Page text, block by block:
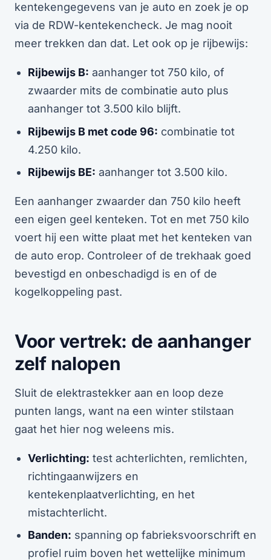
kentekengegevens van je auto en zoek je op
via de RDW-kentekencheck. Je mag nooit
meer trekken dan dat. Let ook op je rijbewijs:
Rijbewijs B: aanhanger tot 750 kilo, of
zwaarder mits de combinatie auto plus
aanhanger tot 3.500 kilo blijft.
Rijbewijs B met code 96: combinatie tot
4.250 kilo.
Rijbewijs BE: aanhanger tot 3.500 kilo.
Een aanhanger zwaarder dan 750 kilo heeft
een eigen geel kenteken. Tot en met 750 kilo
voert hij een witte plaat met het kenteken van
de auto erop. Controleer of de trekhaak goed
bevestigd en onbeschadigd is en of de
kogelkoppeling past.
Voor vertrek: de aanhanger
zelf nalopen
Sluit de elektrastekker aan en loop deze
punten langs, want na een winter stilstaan
gaat het hier nog weleens mis.
Verlichting: test achterlichten, remlichten,
richtingaanwijzers en
kentekenplaatverlichting, en het
mistachterlicht.
Banden: spanning op fabrieksvoorschrift en
profiel ruim boven het wettelijke minimum